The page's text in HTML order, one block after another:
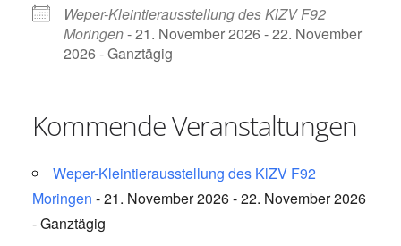
Weper-Kleintierausstellung des KlZV F92
Moringen- 21. November 2026 - 22. November
2026 - Ganztägig
Kommende Veranstaltungen
Weper-Kleintierausstellung des KlZV F92
Moringen - 21. November 2026 - 22. November 2026
- Ganztägig